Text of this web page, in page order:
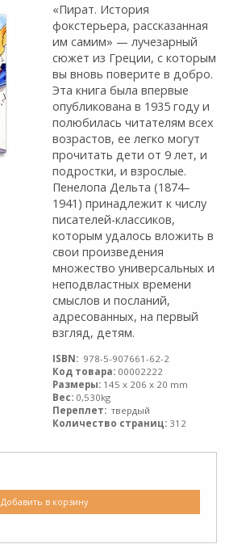
«Пират. История
фокстерьера, рассказанная
им самим» — лучезарный
сюжет из Греции, с которым
вы вновь поверите в добро.
Эта книга была впервые
опубликована в 1935 году и
полюбилась читателям всех
возрастов, ее легко могут
прочитать дети от 9 лет, и
подростки, и взрослые.
Пенелопа Дельта (1874–
1941) принадлежит к числу
писателей-классиков,
которым удалось вложить в
свои произведения
множество универсальных и
неподвластных времени
смыслов и посланий,
адресованных, на первый
взгляд, детям.
ISBN: 978-5-907661-62-2
Код товара: 00002222
Размеры: 145 x 206 x 20 mm
Вес: 0,530kg
Переплет: твердый
Количество страниц: 312
Добавить в корзину